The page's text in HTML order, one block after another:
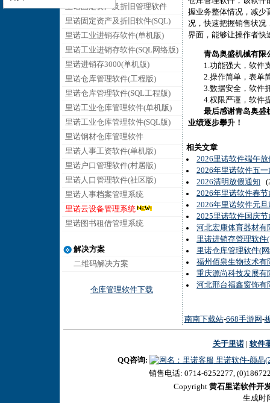
里诺固定资产及折旧管理软件
里诺固定资产及折旧软件(SQL)
里诺工业进销存软件(单机版)
里诺工业进销存软件(SQL网络版)
里诺进销存3000(单机版)
里诺仓库管理软件(工程版)
里诺仓库管理软件(SQL工程版)
里诺工业仓库管理软件(单机版)
里诺工业仓库管理软件(SQL版)
里诺钢材仓库管理软件
里诺人事工资软件(单机版)
里诺户口管理软件(村居版)
里诺人口管理软件(社区版)
里诺人事档案管理系统
里诺云设备管理系统
里诺图书租借管理系统
解决方案
二维码解决方案
仓库管理软件下载
握业务整体情况，减少
况，快速把握销售状况
界面，能够让操作者快
青岛奥盛机械有限
1.功能强大，软件支
2.操作简单，表单简
3.数据安全，软件拥
4.权限严谨，软件提
最后感谢青岛奥盛
业绩逐步攀升！
相关文章
2026里诺软件端午
2026年里诺软件五
2026清明放假通知
2026年里诺软件春
2026年里诺软件元
2025里诺软件国庆
河北宏康体育器材有
里诺进销存管理软件
里诺仓库管理软件(
福州佰泉生物技术有
重庆源尚科技发展有
河北邢台福鑫窗饰有
南南下载站-668手游网 -
关于里诺| 软件
QQ咨询:
里诺软件-颜晶
销售电话: 0714-6252277,
Copyright 黄石里诺软件开
生成时